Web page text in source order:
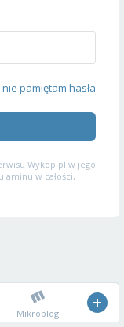
nie pamiętam hasła
Wykop.pl w jego
w całości,
Mikroblog